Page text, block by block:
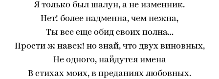
Я только был шалун, а не изменник.
Нет! более надменна, чем нежна,
Ты все еще обид своих полна...
Прости ж навек! но знай, что двух виновных,
Не одного, найдутся имена
В стихах моих, в преданиях любовных.